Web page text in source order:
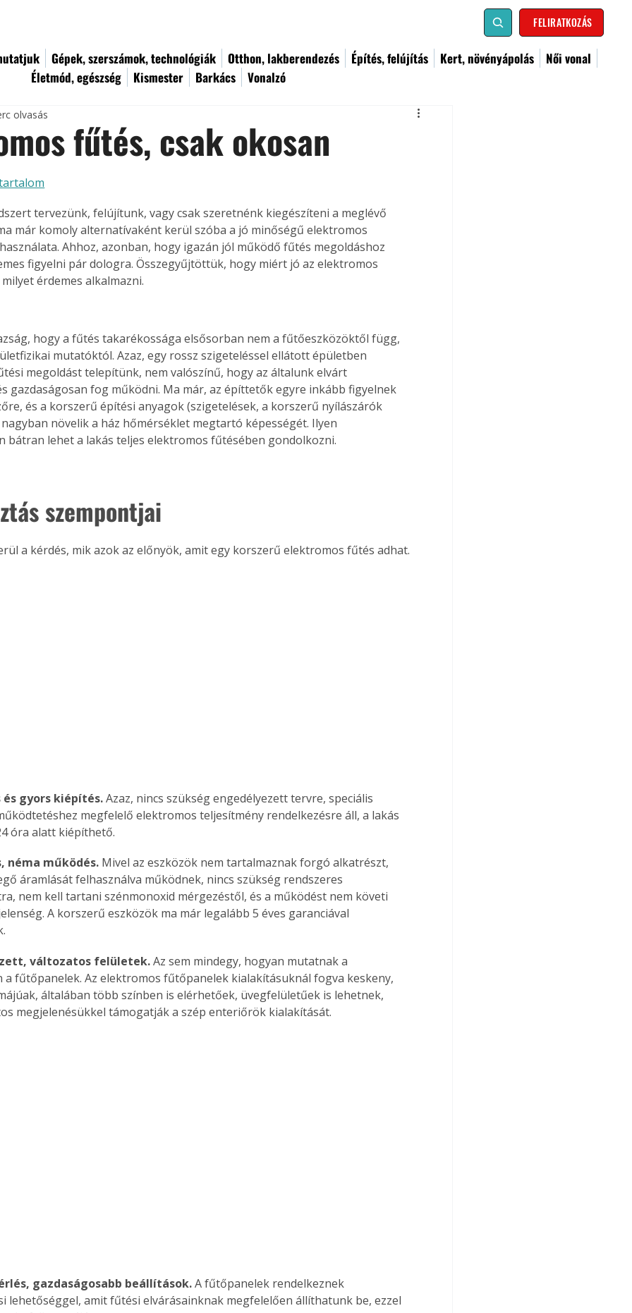
FELIRATKOZÁS
Gépek, szerszámok, technológiák Otthon, lakberendezés Építés, felújítás Kert, növényápolás
Női vonal
Életmód, egészség
Kismester Barkács Vonalzó
fűtés, csak okosan
olvasás
tervezünk, felújítunk, vagy csak szeretnénk kiegészíteni a meglévő
már komoly alternatívaként kerül szóba a jó minőségű elektromos
Ahhoz, azonban, hogy igazán jól működő fűtés megoldáshoz
figyelni pár dologra. Összegyűjtöttük, hogy miért jó az elektromos
érdemes alkalmazni.
hogy a fűtés takarékossága elsősorban nem a fűtőeszközöktől függ,
mutatóktól. Azaz, egy rossz szigeteléssel ellátott épületben
megoldást telepítünk, nem valószínű, hogy az általunk elvárt
gazdaságosan fog működni. Ma már, az építtetők egyre inkább figyelnek
és a korszerű építési anyagok (szigetelések, a korszerű nyílászárók
növelik a ház hőmérséklet megtartó képességét. Ilyen
bátran lehet a lakás teljes elektromos fűtésében gondolkozni.
szempontjai
a kérdés, mik azok az előnyök, amit egy korszerű elektromos fűtés adhat.
és gyors kiépítés. Azaz, nincs szükség engedélyezett tervre, speciális
megfelelő elektromos teljesítmény rendelkezésre áll, a lakás
óra alatt kiépíthető.
néma működés. Mivel az eszközök nem tartalmaznak forgó alkatrészt,
áramlását felhasználva működnek, nincs szükség rendszeres
nem kell tartani szénmonoxid mérgezéstől, és a működést nem követi
A korszerű eszközök ma már legalább 5 éves garanciával
változatos felületek. Az sem mindegy, hogyan mutatnak a
a fűtőpanelek. Az elektromos fűtőpanelek kialakításuknál fogva keskeny,
általában több színben is elérhetőek, üvegfelületűek is lehetnek,
megjelenésükkel támogatják a szép enteriőrök kialakítását.
gazdasá­gosabb beállítások. A fűtőpanelek rendelkeznek
lehetőséggel, amit fűtési elvárásainknak megfelelően állíthatunk be, ezzel